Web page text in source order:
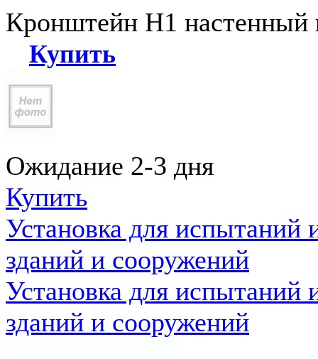
Кронштейн Н1
Купить
Ожидание 2-3 дня
Купить
Установка для испытаний
зданий и сооружений
Установка для испытаний
зданий и сооружений